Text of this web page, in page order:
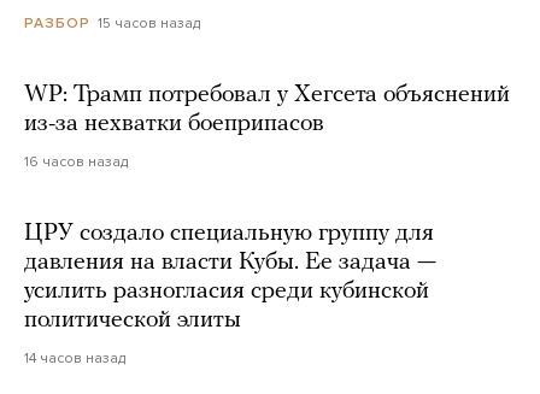
РАЗБОР 15 часов назад
WP: Трамп потребовал у Хегсета объяснений
из-за нехватки боеприпасов
16 часов назад
ЦРУ создало специальную группу для
давления на власти Кубы. Ее задача —
усилить разногласия среди кубинской
политической элиты
14 часов назад